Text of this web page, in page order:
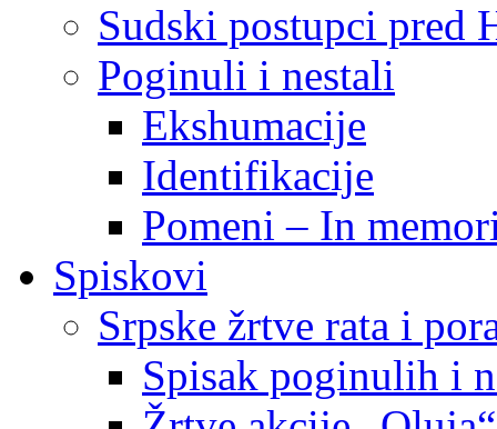
Sudski postupci pred
Poginuli i nestali
Ekshumacije
Identifikacije
Pomeni – In
Spiskovi
Srpske žrtve rata i
Spisak poginulih i